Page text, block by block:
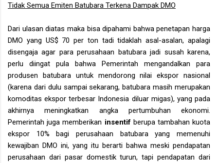
Tidak Semua Emiten Batubara Terkena Dampak DMO
Dari ulasan diatas maka bisa dipahami bahwa penetapan harga
DMO yang US$ 70 per ton tadi tidaklah asal-asalan, apalagi
disengaja agar para perusahaan batubara jadi susah karena,
perlu diingat pula bahwa Pemerintah mengandalkan para
produsen batubara untuk mendorong nilai ekspor nasional
(karena dari dulu sampai sekarang, batubara masih merupakan
komoditas ekspor terbesar Indonesia diluar migas), yang pada
akhirnya meningkatkan angka pertumbuhan ekonomi.
Pemerintah juga memberikan insentif berupa tambahan kuota
ekspor 10% bagi perusahaan batubara yang memenuhi
kewajiban DMO ini, yang itu berarti bahwa meski pendapatan
perusahaan dari pasar domestik turun, tapi pendapatan dari